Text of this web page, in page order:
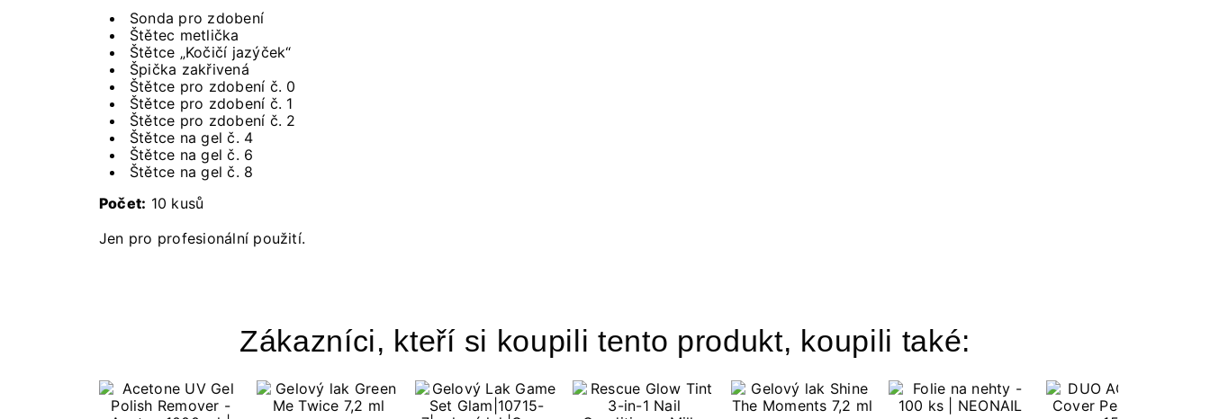
Sonda pro zdobení
Štětec metlička
Štětce „Kočičí jazýček“
Špička zakřivená
Štětce pro zdobení č. 0
Štětce pro zdobení č. 1
Štětce pro zdobení č. 2
Štětce na gel č. 4
Štětce na gel č. 6
Štětce na gel č. 8
Počet: 10 kusů
Jen pro profesionální použití.
Zákazníci, kteří si koupili tento produkt, koupili také: